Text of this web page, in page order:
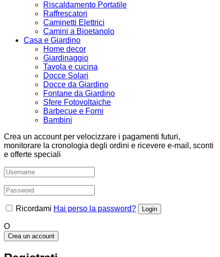
Riscaldamento Portatile
Raffrescatori
Caminetti Elettrici
Camini a Bioetanolo
Casa e Giardino
Home decor
Giardinaggio
Tavola e cucina
Docce Solari
Docce da Giardino
Fontane da Giardino
Sfere Fotovoltaiche
Barbecue e Forni
Bambini
Crea un account per velocizzare i pagamenti futuri,
monitorare la cronologia degli ordini e ricevere e-mail, sconti
e offerte speciali
Ricordami Hai perso la password?
O
Crea un account